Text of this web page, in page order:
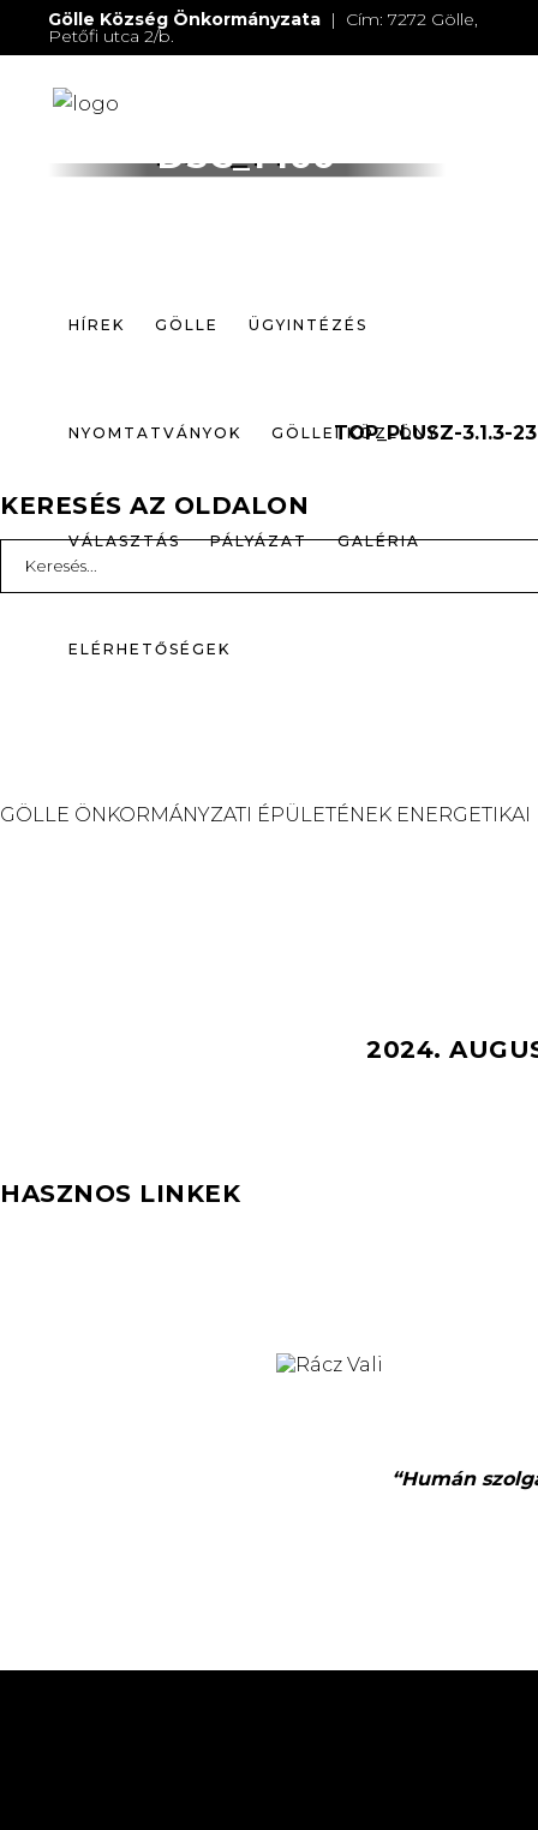
Gölle Község Önkormányzata | Cím: 7272 Gölle,
Petőfi utca 2/b.
HÍREK GÖLLE ÜGYINTÉZÉS
NYOMTATVÁNYOK GÖLLEI KÖZLÖNY
VÁLASZTÁS PÁLYÁZAT GALÉRIA
ELÉRHETŐSÉGEK
DSC_1460
TOP_PLUSZ-
KERESÉS AZ OLDALON
for:
GÖLLE ÖNKORMÁNYZATI ÉPÜLETÉNEK ENERGETIKAI
2024.
HASZNOS LINKEK
“Humán